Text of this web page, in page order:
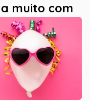
muito com